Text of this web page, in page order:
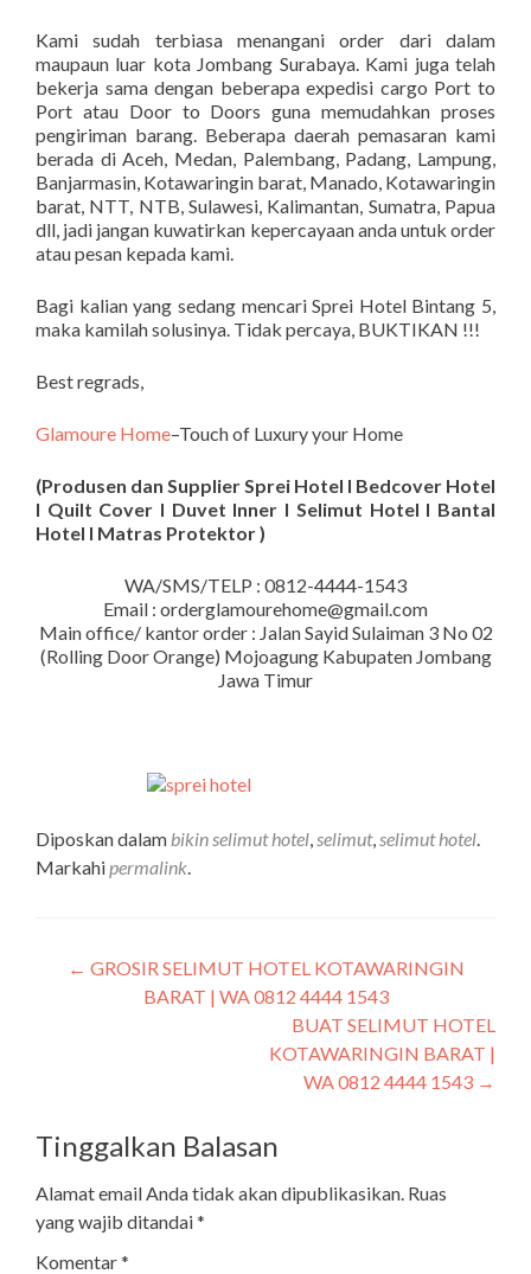
Kami sudah terbiasa menangani order dari dalam
maupaun luar kota Jombang Surabaya. Kami juga telah
bekerja sama dengan beberapa expedisi cargo Port to
Port atau Door to Doors guna memudahkan proses
pengiriman barang. Beberapa daerah pemasaran kami
berada di Aceh, Medan, Palembang, Padang, Lampung,
Banjarmasin, Kotawaringin barat, Manado, Kotawaringin
barat, NTT, NTB, Sulawesi, Kalimantan, Sumatra, Papua
dll, jadi jangan kuwatirkan kepercayaan anda untuk order
atau pesan kepada kami.
Bagi kalian yang sedang mencari Sprei Hotel Bintang 5,
maka kamilah solusinya. Tidak percaya, BUKTIKAN !!!
Best regrads,
Glamoure Home–Touch of Luxury your Home
(Produsen dan Supplier Sprei Hotel I Bedcover Hotel
I Quilt Cover I Duvet Inner I Selimut Hotel I Bantal
Hotel I Matras Protektor )
WA/SMS/TELP : 0812-4444-1543
Email : orderglamourehome@gmail.com
Main office/ kantor order : Jalan Sayid Sulaiman 3 No 02
(Rolling Door Orange) Mojoagung Kabupaten Jombang
Jawa Timur
Diposkan dalam bikin selimut hotel,selimut,selimut hotel.
Markahipermalink.
← GROSIR SELIMUT HOTEL KOTAWARINGIN
BARAT | WA 0812 4444 1543
BUAT SELIMUT HOTEL
KOTAWARINGIN BARAT |
WA 0812 4444 1543 →
Tinggalkan Balasan
Alamat email Anda tidak akan dipublikasikan. Ruas
yang wajib ditandai*
Komentar*